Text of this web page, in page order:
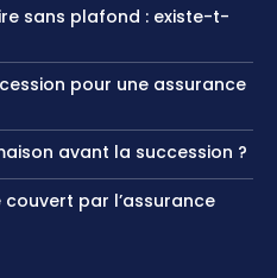
sans plafond : existe-t-
pour une assurance
avant la succession ?
par l’assurance